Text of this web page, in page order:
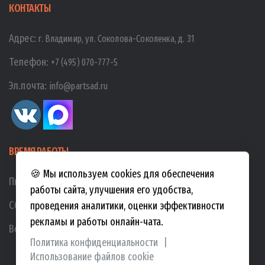
КОНТАКТЫ
Адрес:г. Владимир, ул. Соколова-Соколенка, д. 31
Телефон: +7 (495) 070-777-5
Эл.почта: info@partsad.ru
ВРЕМЯ РАБОТЫ
Пн-Пт: 10:00-19:00
Сб:
10:00-17:00
Вс:
10:00-15:00
🍪 Мы используем cookies для обеспечения
работы сайта, улучшения его удобства,
проведения аналитики, оценки эффективности
рекламы и работы онлайн-чата.
Политика конфиденциальности
Использование файлов cookie